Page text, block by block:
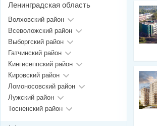
Ленинградская область
Волховский район
Всеволожский район
Выборгский район
Гатчинский район
Кингисеппский район
Кировский район
Ломоносовский район
Лужский район
Тосненский район